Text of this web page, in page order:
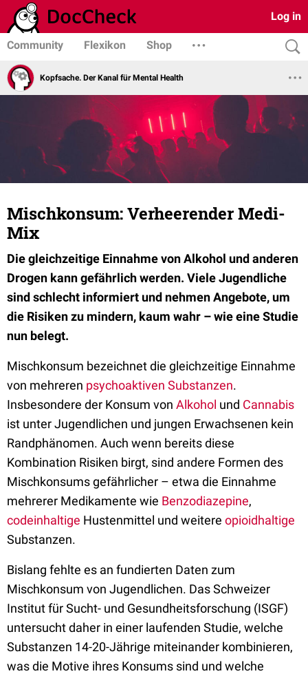
Log in
Community Flexikon Shop
Kopfsache. Der Kanal für Mental Health
Mischkonsum: Verheerender Medi-
Mix
Die gleichzeitige Einnahme von Alkohol und anderen
Drogen kann gefährlich werden. Viele Jugendliche
sind schlecht informiert und nehmen Angebote, um
die Risiken zu mindern, kaum wahr – wie eine Studie
nun belegt.
Mischkonsum bezeichnet die gleichzeitige Einnahme
von mehreren psychoaktiven Substanzen.
Insbesondere der Konsum von Alkohol und Cannabis
ist unter Jugendlichen und jungen Erwachsenen kein
Randphänomen. Auch wenn bereits diese
Kombination Risiken birgt, sind andere Formen des
Mischkonsums gefährlicher – etwa die Einnahme
mehrerer Medikamente wie Benzodiazepine,
codeinhaltige Hustenmittel und weitere opioidhaltige
Substanzen.
Bislang fehlte es an fundierten Daten zum
Mischkonsum von Jugendlichen. Das Schweizer
Institut für Sucht- und Gesundheitsforschung (ISGF)
untersucht daher in einer laufenden Studie, welche
Substanzen 14-20-Jährige miteinander kombinieren,
was die Motive ihres Konsums sind und welche